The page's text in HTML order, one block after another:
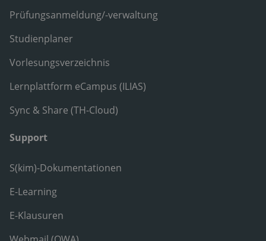
Prüfungsanmeldung/-verwaltung
Studienplaner
Vorlesungsverzeichnis
Lernplattform eCampus (ILIAS)
Sync & Share (TH-Cloud)
Support
S(kim)-Dokumentationen
E-Learning
E-Klausuren